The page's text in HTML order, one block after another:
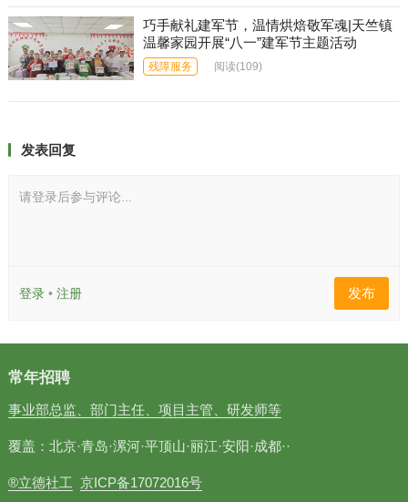
巧手献礼建军节，温情烘焙敬军魂|天竺镇
温馨家园开展“八一”建军节主题活动
残障服务 阅读(109)
发表回复
请登录后参与评论...
登录• 注册 发布
常年招聘
事业部总监、部门主任、项目主管、研发师等
覆盖：北京·青岛·漯河·平顶山·丽江·安阳·成都··
®立德社工 京ICP备17072016号